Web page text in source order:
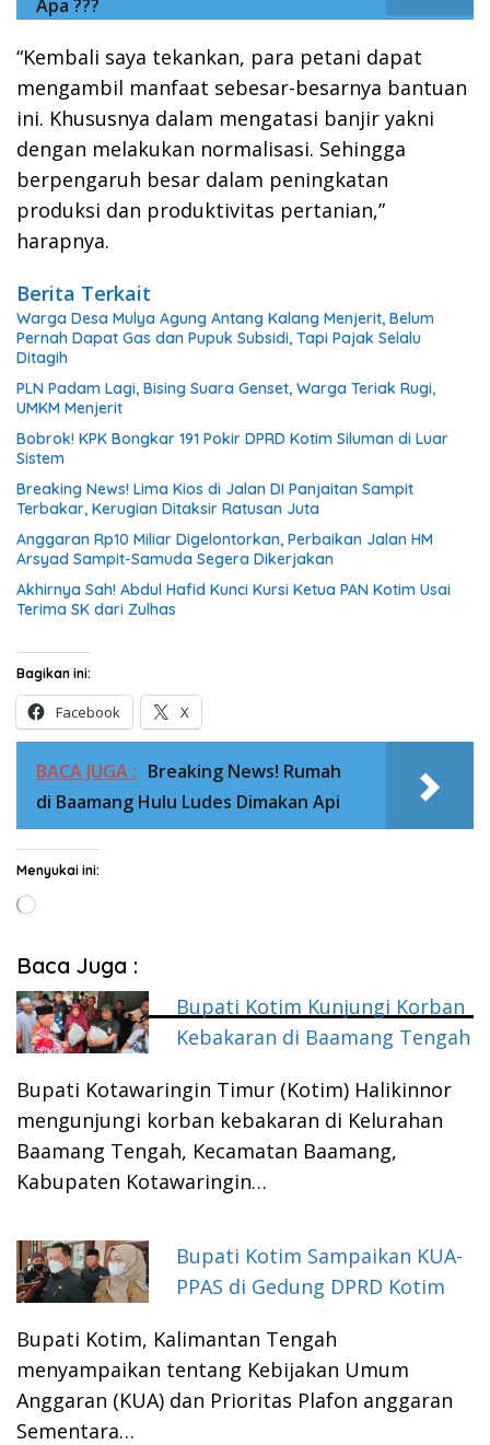
Apa ???
“Kembali saya tekankan, para petani dapat
mengambil manfaat sebesar-besarnya bantuan
ini. Khususnya dalam mengatasi banjir yakni
dengan melakukan normalisasi. Sehingga
berpengaruh besar dalam peningkatan
produksi dan produktivitas pertanian,”
harapnya.
Berita Terkait
Warga Desa Mulya Agung Antang Kalang Menjerit, Belum
Pernah Dapat Gas dan Pupuk Subsidi, Tapi Pajak Selalu
Ditagih
PLN Padam Lagi, Bising Suara Genset, Warga Teriak Rugi,
UMKM Menjerit
Bobrok! KPK Bongkar 191 Pokir DPRD Kotim Siluman di Luar
Sistem
Breaking News! Lima Kios di Jalan DI Panjaitan Sampit
Terbakar, Kerugian Ditaksir Ratusan Juta
Anggaran Rp10 Miliar Digelontorkan, Perbaikan Jalan HM
Arsyad Sampit-Samuda Segera Dikerjakan
Akhirnya Sah! Abdul Hafid Kunci Kursi Ketua PAN Kotim Usai
Terima SK dari Zulhas
Bagikan ini:
Facebook X
BACA JUGA : Breaking News! Rumah
di Baamang Hulu Ludes Dimakan Api
Menyukai ini:
Memuat...
Baca Juga :
Bupati Kotim Kunjungi Korban
Kebakaran di Baamang Tengah
Bupati Kotawaringin Timur (Kotim) Halikinnor
mengunjungi korban kebakaran di Kelurahan
Baamang Tengah, Kecamatan Baamang,
Kabupaten Kotawaringin…
Bupati Kotim Sampaikan KUA-
PPAS di Gedung DPRD Kotim
Bupati Kotim, Kalimantan Tengah
menyampaikan tentang Kebijakan Umum
Anggaran (KUA) dan Prioritas Plafon anggaran
Sementara…